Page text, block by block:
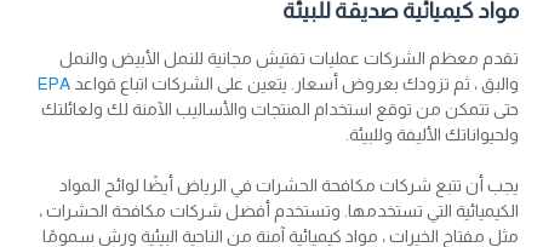
مواد كيميائية صديقة للبيئة
تقدم معظم الشركات عمليات تفتيش مجانية للنمل الأبيض والنمل
والبق ، ثم تزودك بعروض أسعار. يتعين على الشركات اتباع قواعد EPA
حتى تتمكن من توقع استخدام المنتجات والأساليب الآمنة لك ولعائلتك
ولحيواناتك الأليفة وللبيئة.
يجب أن تتبع شركات مكافحة الحشرات في الرياض أيضًا لوائح المواد
الكيميائية التي تستخدمها. وتستخدم أفضل شركات مكافحة الحشرات ،
مثل مفتاح الخيرات ، مواد كيميائية آمنة من الناحية البيئية ورش سمومًا